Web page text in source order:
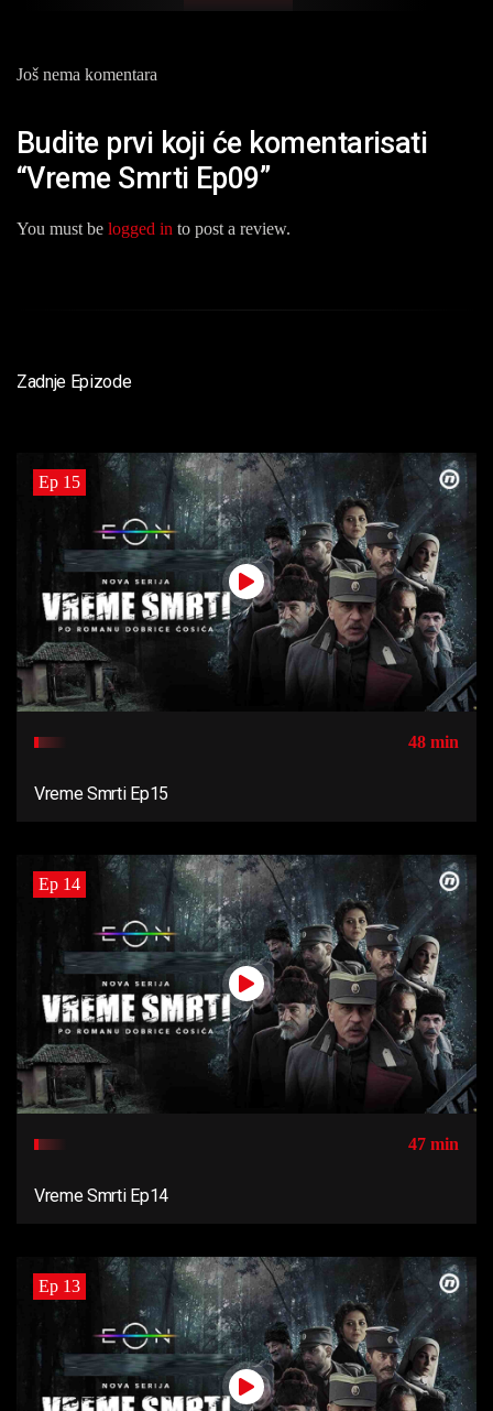
Još nema komentara
Budite prvi koji će komentarisati
“Vreme Smrti Ep09”
You must be logged in to post a review.
Zadnje Epizode
Ep 15
48 min
Vreme Smrti Ep15
Ep 14
47 min
Vreme Smrti Ep14
Ep 13